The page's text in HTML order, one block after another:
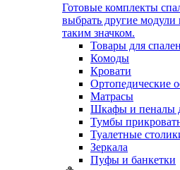
Готовые комплекты
выбрать другие
таким значком.
Товары для спален
Комоды
Кровати
Ортопедические
Матрасы
Шкафы и пеналы
Тумбы
Туалетные
Зеркала
Пуфы и банкетки